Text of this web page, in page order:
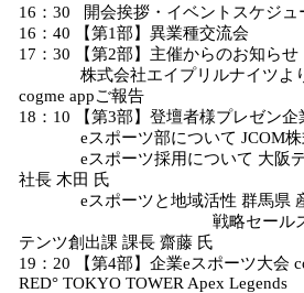
16：30 開会挨拶・イベントスケジュ
16：40 【第1部】異業種交流会
17：30 【第2部】主催からのお知らせ
株式会社エイプリルナイツより
cogme appご報告
18：10 【第3部】登壇者様プレゼン企
eスポーツ部について JCOM株
eスポーツ採用について 大阪デ
社長 木田 氏
eスポーツと地域活性 群馬県 産
戦略セールス局 eス
テンツ創出課 課長 齋藤 氏
19：20 【第4部】企業eスポーツ大会
RED° TOKYO TOWER Apex Legends